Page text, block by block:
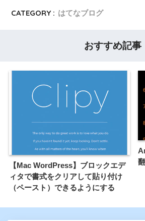
CATEGORY : はてなブログ
おすすめ記事
【Mac WordPress】ブロックエデ
ィタで書式をクリアして貼り付け
（ペースト）できるようにする